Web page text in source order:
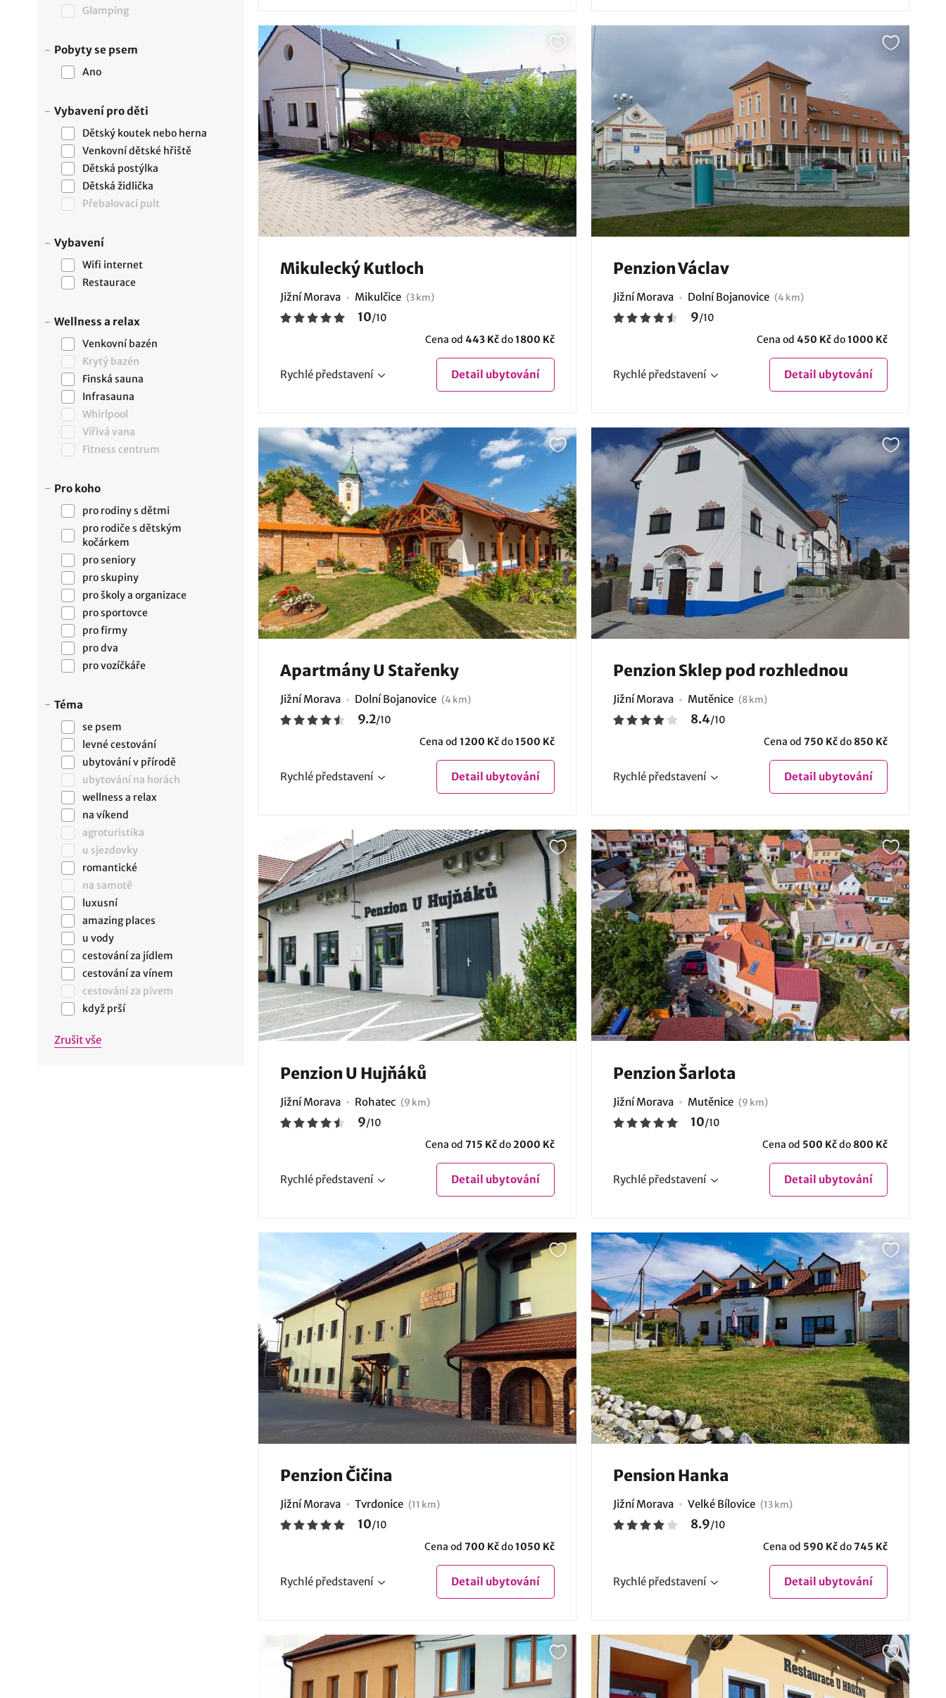
Glamping
Pobyty se psem
Ano
Vybavení pro děti
Dětský koutek nebo herna
Venkovní dětské hřiště
Dětská postýlka
Dětská židlička
Přebalovací pult
Vybavení
Wifi internet
Restaurace
Wellness a relax
Venkovní bazén
Krytý bazén
Finská sauna
Infrasauna
Whirlpool
Vířivá vana
Fitness centrum
Pro koho
pro rodiny s dětmi
pro rodiče s dětským
kočárkem
pro seniory
pro skupiny
pro školy a organizace
pro sportovce
pro firmy
pro dva
pro vozíčkáře
Téma
se psem
levné cestování
ubytování v přírodě
ubytování na horách
wellness a relax
na víkend
agroturistika
u sjezdovky
romantické
na samotě
luxusní
amazing places
u vody
cestování za jídlem
cestování za vínem
cestování za pivem
když prší
Zrušit vše
Mikulecký Kutloch
Jižní Morava Mikulčice (3 km)
10/10
Cena od 443 Kčdo1800 Kč
Rychlé představení Detail ubytování
Penzion Václav
Jižní Morava Dolní Bojanovice (4 km)
9/10
Cena od 450 Kčdo1000 Kč
Rychlé představení Detail ubytování
Apartmány U Stařenky
Jižní Morava Dolní Bojanovice (4 km)
9.2/10
Cena od 1200 Kčdo1500 Kč
Rychlé představení Detail ubytování
Penzion Sklep pod rozhlednou
Jižní Morava Mutěnice (8 km)
8.4/10
Cena od 750 Kčdo 850 Kč
Rychlé představení Detail ubytování
Penzion U Hujňáků
Jižní Morava Rohatec (9 km)
9/10
Cena od 715 Kčdo 2000 Kč
Rychlé představení Detail ubytování
Penzion Šarlota
Jižní Morava Mutěnice (9 km)
10/10
Cena od 500 Kčdo 800 Kč
Rychlé představení Detail ubytování
Penzion Čičina
Jižní Morava Tvrdonice (11 km)
10/10
Cena od 700 Kčdo1050 Kč
Rychlé představení Detail ubytování
Pension Hanka
Jižní Morava Velké Bílovice (13 km)
8.9/10
Cena od 590 Kčdo745 Kč
Rychlé představení Detail ubytování